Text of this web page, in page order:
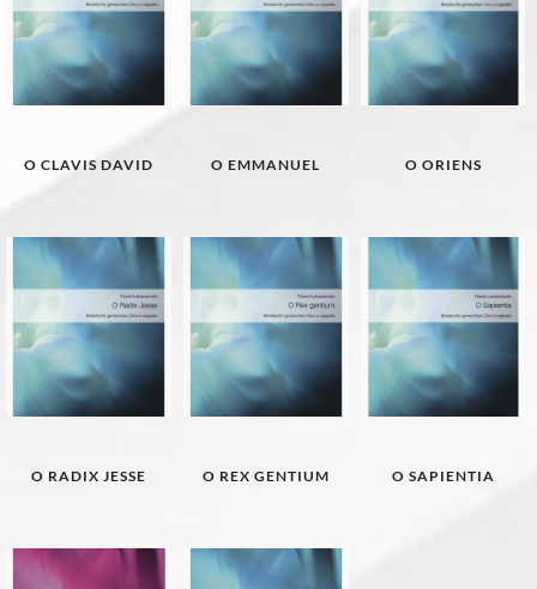
O CLAVIS DAVID O EMMANUEL O ORIENS
O RADIX JESSE O REX GENTIUM O SAPIENTIA